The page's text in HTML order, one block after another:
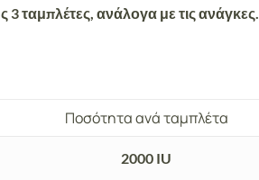
ταμπλέτες, ανάλογα με τις ανάγκες.
Ποσότητα ανά ταμπλέτα
2000 IU